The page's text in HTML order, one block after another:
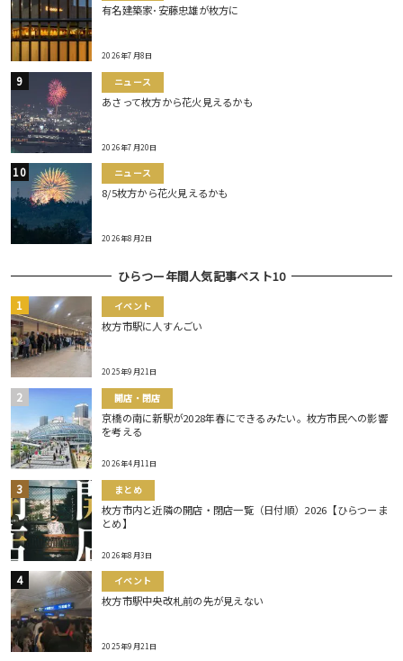
有名建築家･安藤忠雄が枚方に
2026年7月8日
ニュース
あさって枚方から花火見えるかも
2026年7月20日
ニュース
8/5枚方から花火見えるかも
2026年8月2日
ひらつー年間人気記事ベスト10
イベント
枚方市駅に人すんごい
2025年9月21日
開店・閉店
京橋の南に新駅が2028年春にできるみたい。枚方市民への影響
を考える
2026年4月11日
まとめ
枚方市内と近隣の開店・閉店一覧（日付順）2026【ひらつーま
とめ】
2026年8月3日
イベント
枚方市駅中央改札前の先が見えない
2025年9月21日